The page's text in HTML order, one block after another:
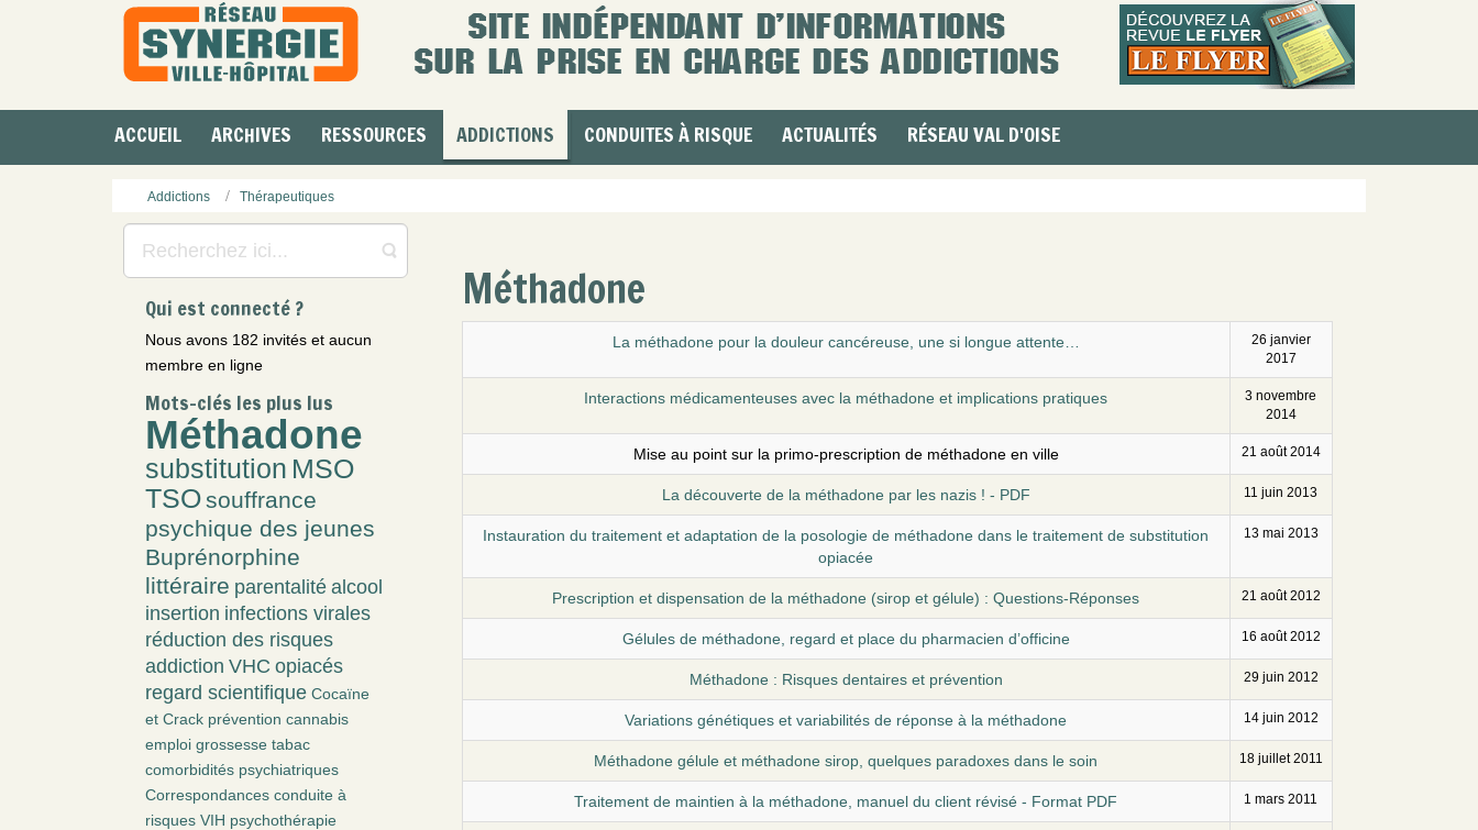
ACCUEIL ARCHIVES RESSOURCES ADDICTIONS CONDUITES À RISQUE ACTUALITÉS RÉSEAU VAL D'OISE
Addictions Thérapeutiques
Qui est connecté ?
Nous avons 182 invités et aucun
membre en ligne
Mots-clés les plus lus
Méthadone
substitution MSO
TSOsouffrance
psychique des jeunes
Buprénorphine
littéraire parentalité alcool
insertion infections virales
réduction des risques
addiction VHC opiacés
regard scientifique Cocaïne
et Crack prévention cannabis
emploi grossesse tabac
comorbidités psychiatriques
Correspondances conduite à
risques VIH psychothérapie
Méthadone
La méthadone pour la douleur cancéreuse, une si longue attente…
26 janvier
2017
Interactions médicamenteuses avec la méthadone et implications pratiques
3 novembre
2014
Mise au point sur la primo-prescription de méthadone en ville 21 août 2014
La découverte de la méthadone par les nazis ! - PDF 11 juin 2013
Instauration du traitement et adaptation de la posologie de méthadone dans le traitement de substitution
opiacée
13 mai 2013
Prescription et dispensation de la méthadone (sirop et gélule) : Questions-Réponses 21 août 2012
Gélules de méthadone, regard et place du pharmacien d’officine 16 août 2012
Méthadone : Risques dentaires et prévention 29 juin 2012
Variations génétiques et variabilités de réponse à la méthadone 14 juin 2012
Méthadone gélule et méthadone sirop, quelques paradoxes dans le soin 18 juillet 2011
Traitement de maintien à la méthadone, manuel du client révisé - Format PDF 1 mars 2011